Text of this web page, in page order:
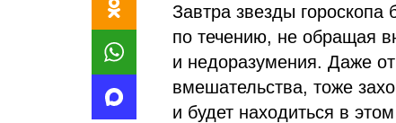
Завтра звезды гороскопа
по течению, не обращая
и недоразумения. Даже
вмешательства, тоже
и будет находиться в